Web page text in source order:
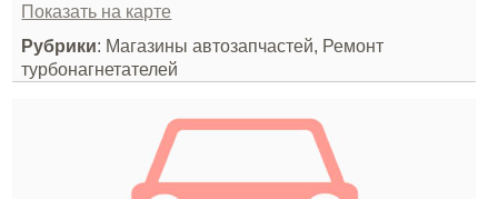
Показать на карте
Рубрики: Магазины автозапчастей, Ремонт
турбонагнетателей